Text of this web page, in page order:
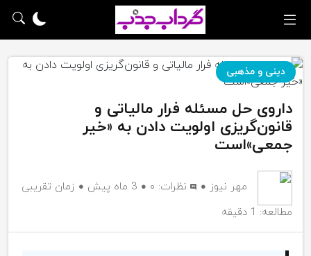
دینی و مذهبی
داروی حل مسئله فرار مالیاتی و
قانون‌گریزی اولویت دادن به «خیر
جمعی»است
مهر نیوز نظرات: ۰ 3 ماه پیش
زمان تقریبی
مطالعه: 1 دقیقه